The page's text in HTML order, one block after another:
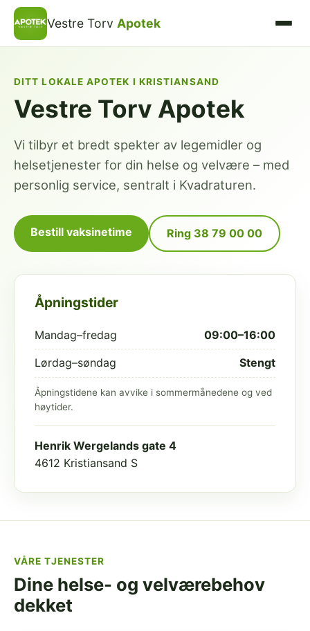
Vestre Torv Apotek
DITT LOKALE APOTEK I KRISTIANSAND
Vestre Torv Apotek
Vi tilbyr et bredt spekter av legemidler og
helsetjenester for din helse og velvære – med
personlig service, sentralt i Kvadraturen.
Bestill vaksinetime Ring 38 79 00 00
Åpningstider
Mandag–fredag 09:00–16:00
Lørdag–søndag Stengt
Åpningstidene kan avvike i sommermånedene og ved
høytider.
Henrik Wergelands gate 4
4612 Kristiansand S
VÅRE TJENESTER
Dine helse- og velværebehov
dekket